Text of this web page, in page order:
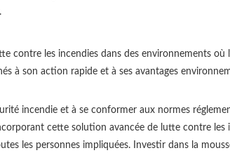
contre les incendies dans des environnements
à son action rapide et à ses avantages
incendie et à se conformer aux normes
cette solution avancée de lutte contre
les personnes impliquées. Investir dans la